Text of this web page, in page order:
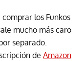
los Funkos
mucho más caro
separado.
de Amazon